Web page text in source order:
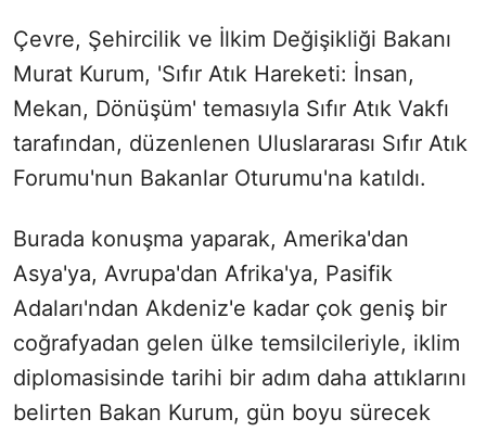
Çevre, Şehircilik ve İlkim Değişikliği Bakanı
Murat Kurum, 'Sıfır Atık Hareketi: İnsan,
Mekan, Dönüşüm' temasıyla Sıfır Atık Vakfı
tarafından, düzenlenen Uluslararası Sıfır Atık
Forumu'nun Bakanlar Oturumu'na katıldı.
Burada konuşma yaparak, Amerika'dan
Asya'ya, Avrupa'dan Afrika'ya, Pasifik
Adaları'ndan Akdeniz'e kadar çok geniş bir
coğrafyadan gelen ülke temsilcileriyle, iklim
diplomasisinde tarihi bir adım daha attıklarını
belirten Bakan Kurum, gün boyu sürecek